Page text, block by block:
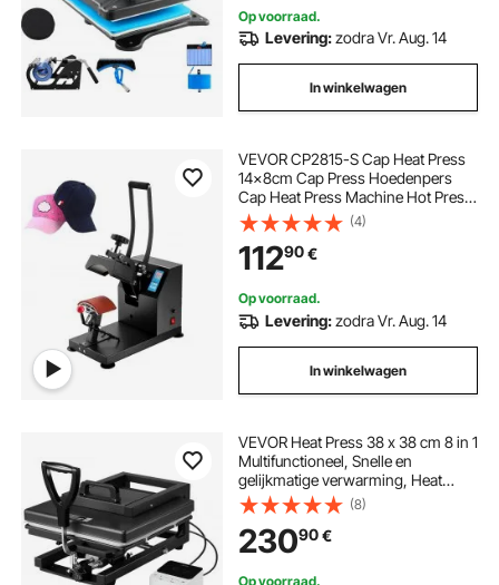
Op voorraad.
Levering:zodra Vr. Aug. 14
In winkelwagen
VEVOR CP2815-S Cap Heat Press
14x8cm Cap Press Hoedenpers
Cap Heat Press Machine Hot Press
Transfer Press met digitale LED-
temperatuur- en tijdregelaar
(4)
11290€
Op voorraad.
Levering:zodra Vr. Aug. 14
In winkelwagen
VEVOR Heat Press 38 x 38 cm 8 in 1
Multifunctioneel, Snelle en
gelijkmatige verwarming, Heat
Press Machine Sublimatiepers Heat
Press voor T-
shirts/Bekers/Mokken/Petten/Borde
n, Zwart
(8)
23090€
Op voorraad.